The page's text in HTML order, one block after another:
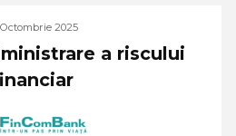
Octombrie 2025
a riscului